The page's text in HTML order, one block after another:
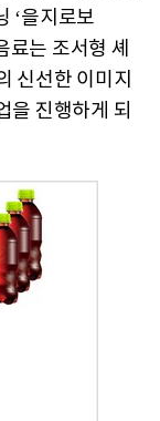
‘을지로보
료는 조서형 셰
신선한 이미지
을 진행하게 되